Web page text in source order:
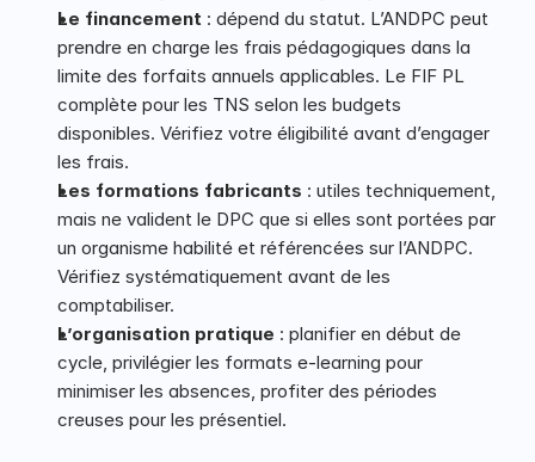
Le financement : dépend du statut. L’ANDPC peut
prendre en charge les frais pédagogiques dans la
limite des forfaits annuels applicables. Le FIF PL
complète pour les TNS selon les budgets
disponibles. Vérifiez votre éligibilité avant d’engager
les frais.
Les formations fabricants : utiles techniquement,
mais ne valident le DPC que si elles sont portées par
un organisme habilité et référencées sur l’ANDPC.
Vérifiez systématiquement avant de les
comptabiliser.
L’organisation pratique : planifier en début de
cycle, privilégier les formats e-learning pour
minimiser les absences, profiter des périodes
creuses pour les présentiel.